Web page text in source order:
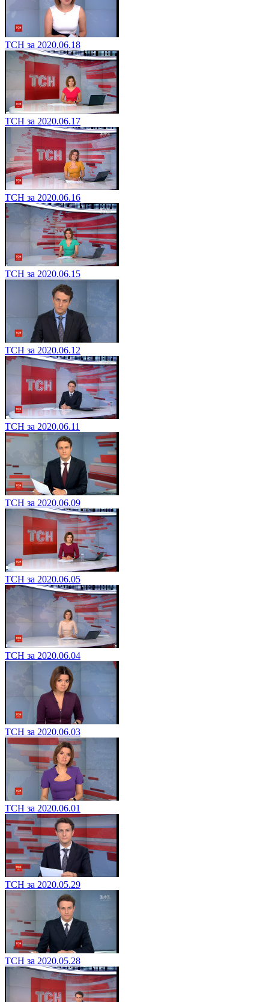
ТСН за 2020.06.18
ТСН за 2020.06.17
ТСН за 2020.06.16
ТСН за 2020.06.15
ТСН за 2020.06.12
ТСН за 2020.06.11
ТСН за 2020.06.09
ТСН за 2020.06.05
ТСН за 2020.06.04
ТСН за 2020.06.03
ТСН за 2020.06.01
ТСН за 2020.05.29
ТСН за 2020.05.28